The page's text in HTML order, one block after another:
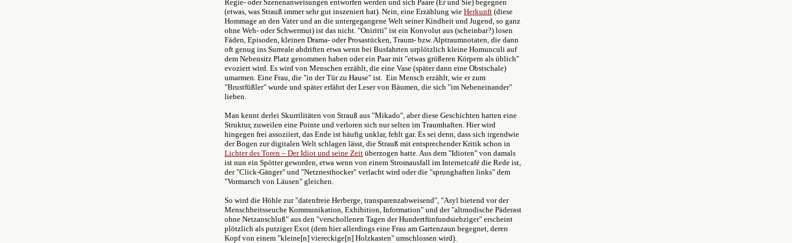
Regie- oder Szenenanweisungen entworfen werden und sich Paare (Er und Sie) begegnen
(etwas, was Strauß immer sehr gut inszeniert hat). Nein, eine Erzählung wie Herkunft (diese
Hommage an den Vater und an die untergegangene Welt seiner Kindheit und Jugend, so ganz
ohne Weh- oder Schwermut) ist das nicht. "Oniritti" ist ein Konvolut aus (scheinbar?) losen
Fäden, Episoden, kleinen Drama- oder Prosastücken, Traum- bzw. Alptraumnotaten, die dann
oft genug ins Surreale abdriften etwa wenn bei Busfahrten urplötzlich kleine Homunculi auf
dem Nebensitz Platz genommen haben oder ein Paar mit "etwas größeren Körpern als üblich"
evoziert wird. Es wird von Menschen erzählt, die eine Vase (später dann eine Obstschale)
umarmen. Eine Frau, die "in der Tür zu Hause" ist. Ein Mensch erzählt, wie er zum
"Brustfüßler" wurde und später erfährt der Leser von Bäumen, die sich "im Nebeneinander"
lieben.
Man kennt derlei Skurrilitäten von Strauß aus "Mikado", aber diese Geschichten hatten eine
Struktur, zuweilen eine Pointe und verloren sich nur selten im Traumhaften. Hier wird
hingegen frei assoziiert, das Ende ist häufig unklar, fehlt gar. Es sei denn, dass sich irgendwie
der Bogen zur digitalen Welt schlagen lässt, die Strauß mit entsprechender Kritik schon in
Lichter des Toren – Der Idiot und seine Zeit überzogen hatte. Aus dem "Idioten" von damals
ist nun ein Spötter geworden, etwa wenn von einem Stromausfall im Internetcafé die Rede ist,
der "Click-Gänger" und "Netznesthocker" verlacht wird oder die "sprunghaften links" dem
"Vormarsch von Läusen" gleichen.
So wird die Höhle zur "datenfreie Herberge, transparenzabweisend", "Asyl bietend vor der
Menschheitsseuche Kommunikation, Exhibition, Information" und der "altmodische Päderast
ohne Netzanschluß" aus den "verschollenen Tagen der Hundertfünfundsiebziger" erscheint
plötzlich als putziger Exot (dem hier allerdings eine Frau am Gartenzaun begegnet, deren
Kopf von einem "kleine[n] viereckige[n] Holzkasten" umschlossen wird).